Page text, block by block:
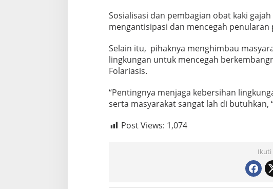
k
d
B
a
w
U
m
Sosialisasi dan pembagian obat kaki
mengantisipasi dan mencegah penularan
Selain itu, pihaknya menghimbau
lingkungan untuk mencegah
Folariasis.
“Pentingnya menjaga kebersihan
serta masyarakat sangat lah di butuhkan,
Post Views: 1,074
Ikuti